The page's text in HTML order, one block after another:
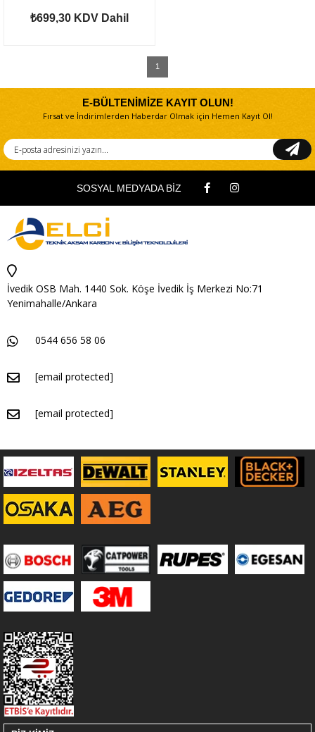
₺699,30 KDV Dahil
1
E-BÜLTENİMİZE KAYIT OLUN!
Fırsat ve İndirimlerden Haberdar Olmak için Hemen Kayıt Ol!
SOSYAL MEDYADA BİZ
İvedik OSB Mah. 1440 Sok. Köşe İvedik İş Merkezi No:71
Yenimahalle/Ankara
0544 656 58 06
[email protected]
[email protected]